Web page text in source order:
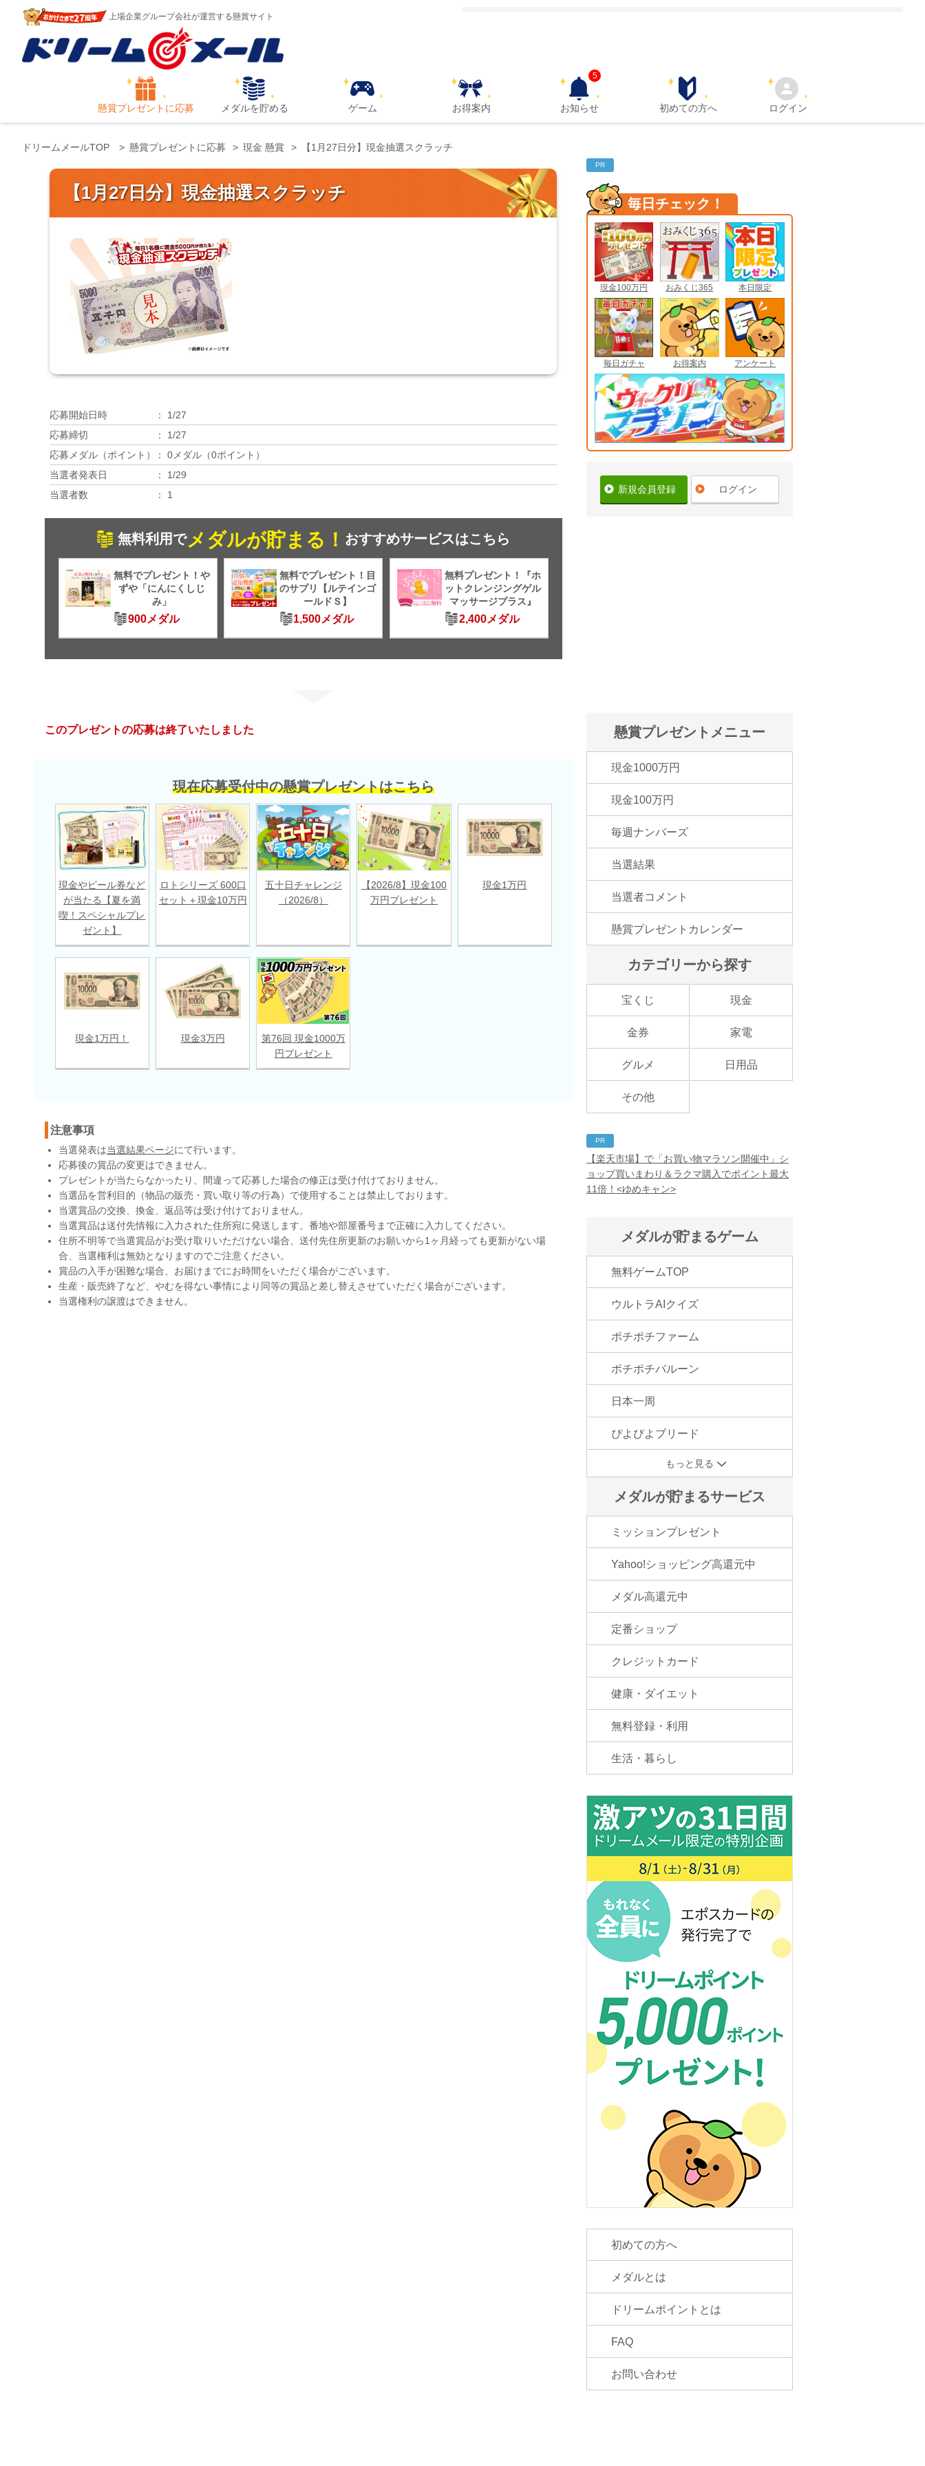
上場企業グループ会社が運営する懸賞サイト
懸賞プレゼントに応募 メダルを貯める ゲーム お得案内 お知らせ
5
初めての方へ ログイン
ドリームメールTOP 懸賞プレゼントに応募 現金 懸賞 【1月27日分】現金抽選スクラッチ
【1月27日分】現金抽選スクラッチ
応募開始日時
1/27
応募締切
1/27
応募メダル（ポイント）
0メダル（0ポイント）
当選者発表日
1/29
当選者数
1
無料利用でメダルが貯まる！ おすすめサービスはこちら
無料でプレゼント！や
ずや「にんにくしじ
み」
900メダル
無料でプレゼント！目
のサプリ【ルテインゴ
ールドＳ】
1,500メダル
無料プレゼント！『ホ
ットクレンジングゲル
マッサージプラス』
2,400メダル
このプレゼントの応募は終了いたしました
現在応募受付中の懸賞プレゼントはこちら
現金やビール券など
が当たる【夏を満
喫！スペシャルプレ
ゼント】
ロトシリーズ 600口
セット＋現金10万円
五十日チャレンジ
（2026/8）
【2026/8】現金100
万円プレゼント
現金1万円
現金1万円！ 現金3万円
第76回 現金1000万
円プレゼント
注意事項
当選発表は当選結果ページにて行います。
応募後の賞品の変更はできません。
プレゼントが当たらなかったり、間違って応募した場合の修正は受け付けておりません。
当選品を営利目的（物品の販売・買い取り等の行為）で使用することは禁止しております。
当選賞品の交換、換金、返品等は受け付けておりません。
当選賞品は送付先情報に入力された住所宛に発送します。番地や部屋番号まで正確に入力してください。
住所不明等で当選賞品がお受け取りいただけない場合、送付先住所更新のお願いから1ヶ月経っても更新がない場
合、当選権利は無効となりますのでご注意ください。
賞品の入手が困難な場合、お届けまでにお時間をいただく場合がございます。
生産・販売終了など、やむを得ない事情により同等の賞品と差し替えさせていただく場合がございます。
当選権利の譲渡はできません。
PR
毎日チェック！
現金100万円 おみくじ365 本日限定
毎日ガチャ お得案内 アンケート
新規会員登録 ログイン
懸賞プレゼントメニュー
現金1000万円
現金100万円
毎週ナンバーズ
当選結果
当選者コメント
懸賞プレゼントカレンダー
カテゴリーから探す
宝くじ 現金
金券 家電
グルメ 日用品
その他
PR
【楽天市場】で「お買い物マラソン開催中」シ
ョップ買いまわり＆ラクマ購入でポイント最大
11倍！<ゆめキャン>
メダルが貯まるゲーム
無料ゲームTOP
ウルトラAIクイズ
ポチポチファーム
ポチポチバルーン
日本一周
ぴよぴよブリード
もっと見る
メダルが貯まるサービス
ミッションプレゼント
Yahoo!ショッピング高還元中
メダル高還元中
定番ショップ
クレジットカード
健康・ダイエット
無料登録・利用
生活・暮らし
初めての方へ
メダルとは
ドリームポイントとは
FAQ
お問い合わせ